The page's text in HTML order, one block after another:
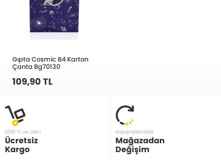
Gıpta Cosmic B4 Karton
Çanta Bg70130
109,90 TL
1000 TL ve üzeri
Ücretsiz
Kargo
Alışverişlerinizde
Mağazadan
Değişim